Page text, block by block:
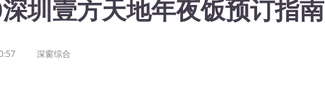
圳壹方天地年夜饭预订指南
深窗综合